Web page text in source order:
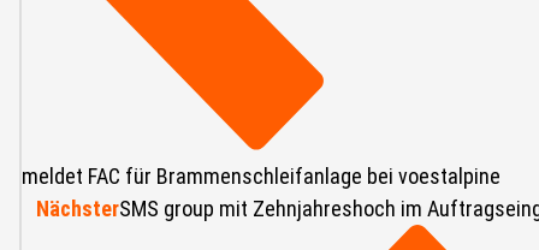
meldet FAC für Brammenschleifanlage bei voestalpine
NächsterSMS group mit Zehnjahreshoch im